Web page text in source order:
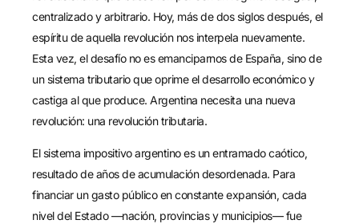
centralizado y arbitrario. Hoy, más de dos siglos después, el
espíritu de aquella revolución nos interpela nuevamente.
Esta vez, el desafío no es emanciparnos de España, sino de
un sistema tributario que oprime el desarrollo económico y
castiga al que produce. Argentina necesita una nueva
revolución: una revolución tributaria.
El sistema impositivo argentino es un entramado caótico,
resultado de años de acumulación desordenada. Para
financiar un gasto público en constante expansión, cada
nivel del Estado —nación, provincias y municipios— fue